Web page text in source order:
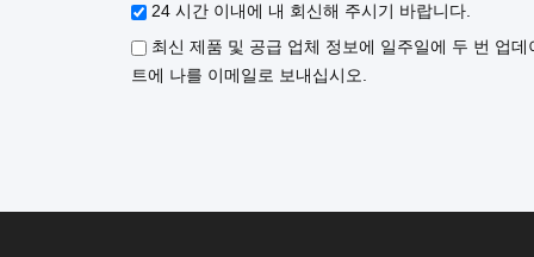
24 시간 이내에 내 회신해 주시기 바랍니다.
최신 제품 및 공급 업체 정보에 일주일에 두 번 업데
트에 나를 이메일로 보내십시오.